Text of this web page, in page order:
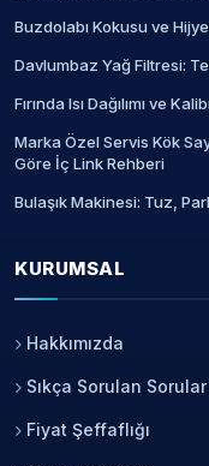
Buzdolabı Kokusu ve
Davlumbaz Yağ Filtresi:
Fırında Isı Dağılımı ve
Marka Özel Servis Kök
Göre İç Link Rehberi
Bulaşık Makinesi: Tuz,
KURUMSAL
Hakkımızda
Sıkça Sorulan Sorular
Fiyat Şeffaflığı